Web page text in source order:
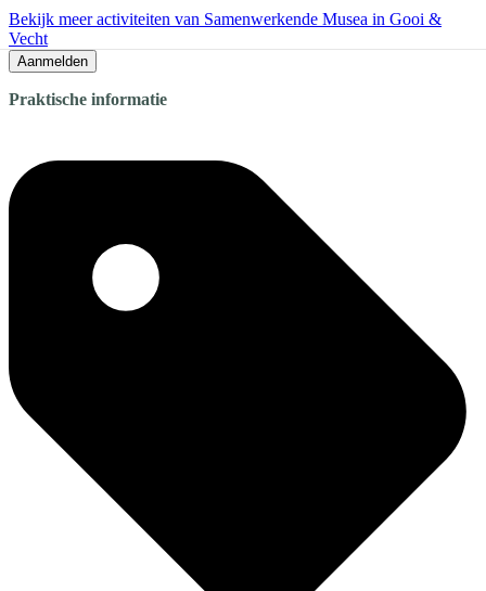
Bekijk meer activiteiten van Samenwerkende Musea in Gooi &
Vecht
Aanmelden
Praktische informatie